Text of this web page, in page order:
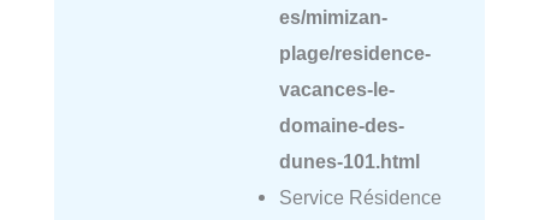
es/mimizan-
plage/residence-
vacances-le-
domaine-des-
dunes-101.html
Service Résidence